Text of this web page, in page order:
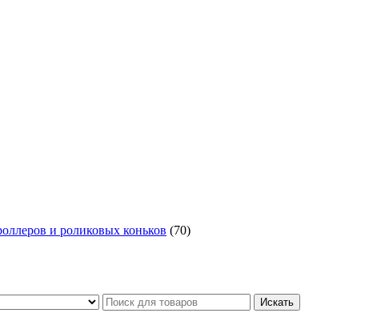
и роликовых коньков (70)
Искать